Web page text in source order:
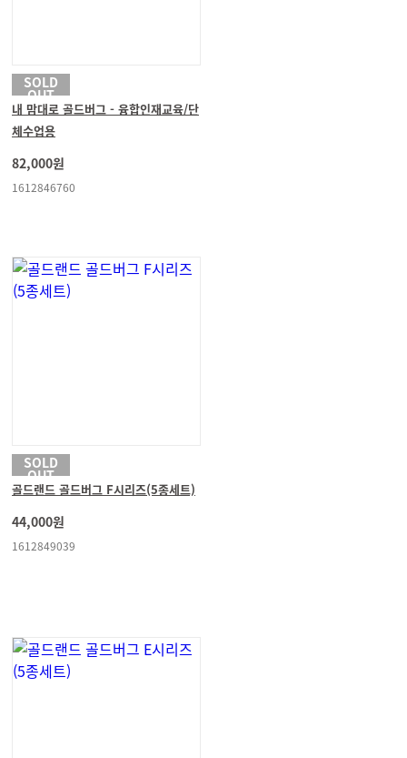
SOLD
OUT
내 맘대로 골드버그 - 융합인재교육/단
체수업용
82,000원
1612846760
SOLD
OUT
골드랜드 골드버그 F시리즈(5종세트)
44,000원
1612849039